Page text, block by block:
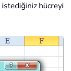
hücreyi